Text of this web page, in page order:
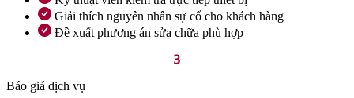
Giải thích nguyên nhân sự cố cho khách hàng
Đề xuất phương án sửa chữa phù hợp
3
Báo giá dịch vụ